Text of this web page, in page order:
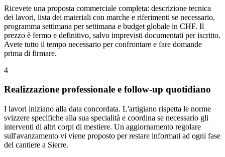
Ricevete una proposta commerciale completa: descrizione tecnica
dei lavori, lista dei materiali con marche e riferimenti se necessario,
programma settimana per settimana e budget globale in CHF. Il
prezzo è fermo e definitivo, salvo imprevisti documentati per iscritto.
Avete tutto il tempo necessario per confrontare e fare domande
prima di firmare.
4
Realizzazione professionale e follow-up quotidiano
I lavori iniziano alla data concordata. L'artigiano rispetta le norme
svizzere specifiche alla sua specialità e coordina se necessario gli
interventi di altri corpi di mestiere. Un aggiornamento regolare
sull'avanzamento vi viene proposto per restare informati ad ogni fase
del cantiere a Sierre.